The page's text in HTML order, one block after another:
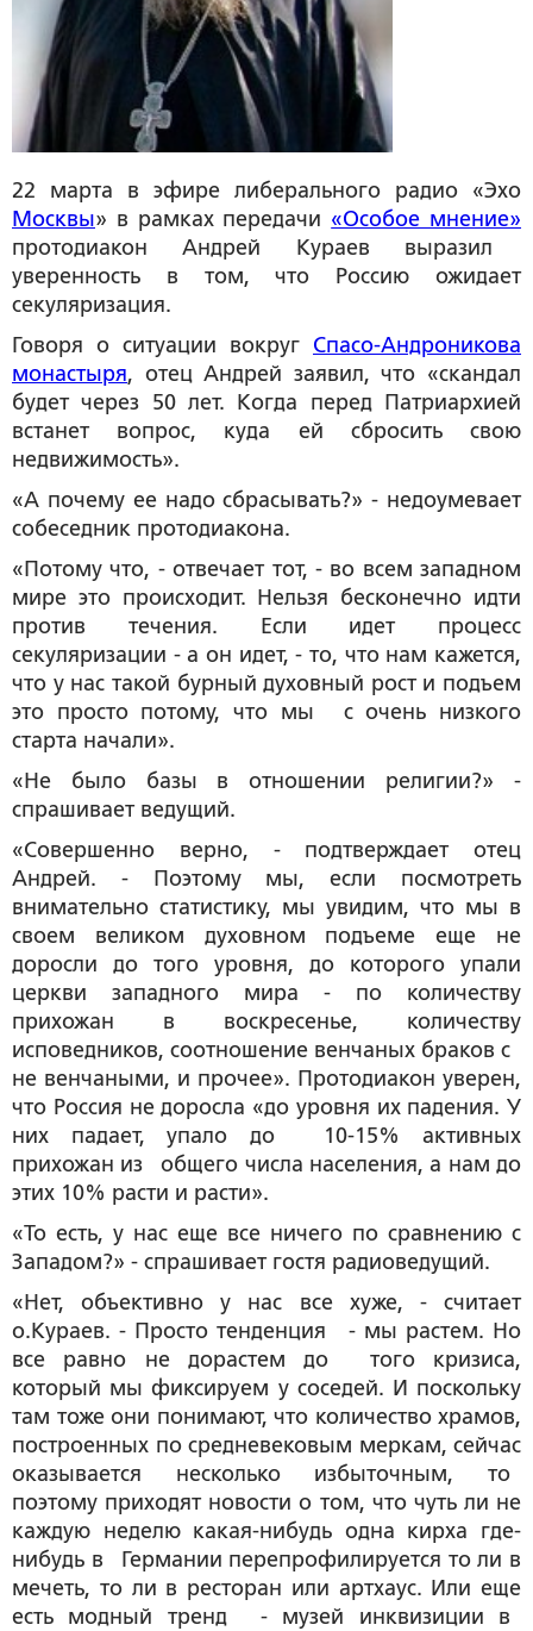
22 марта в эфире либерального радио «Эхо
Москвы» в рамках передачи «Особое мнение»
протодиакон Андрей Кураев выразил
уверенность в том, что Россию ожидает
секуляризация.
Говоря о ситуации вокруг Спасо-Андроникова
монастыря, отец Андрей заявил, что «скандал
будет через 50 лет. Когда перед Патриархией
встанет вопрос, куда ей сбросить свою
недвижимость».
«А почему ее надо сбрасывать?» - недоумевает
собеседник протодиакона.
«Потому что, - отвечает тот, - во всем западном
мире это происходит. Нельзя бесконечно идти
против течения. Если идет процесс
секуляризации - а он идет, - то, что нам кажется,
что у нас такой бурный духовный рост и подъем
это просто потому, что мы с очень низкого
старта начали».
«Не было базы в отношении религии?» -
спрашивает ведущий.
«Совершенно верно, - подтверждает отец
Андрей. - Поэтому мы, если посмотреть
внимательно статистику, мы увидим, что мы в
своем великом духовном подъеме еще не
доросли до того уровня, до которого упали
церкви западного мира - по количеству
прихожан в воскресенье, количеству
исповедников, соотношение венчаных браков с
не венчаными, и прочее». Протодиакон уверен,
что Россия не доросла «до уровня их падения. У
них падает, упало до 10-15% активных
прихожан из общего числа населения, а нам до
этих 10% расти и расти».
«То есть, у нас еще все ничего по сравнению с
Западом?» - спрашивает гостя радиоведущий.
«Нет, объективно у нас все хуже, - считает
о.Кураев. - Просто тенденция - мы растем. Но
все равно не дорастем до того кризиса,
который мы фиксируем у соседей. И поскольку
там тоже они понимают, что количество храмов,
построенных по средневековым меркам, сейчас
оказывается несколько избыточным, то
поэтому приходят новости о том, что чуть ли не
каждую неделю какая-нибудь одна кирха где-
нибудь в Германии перепрофилируется то ли в
мечеть, то ли в ресторан или артхаус. Или еще
есть модный тренд - музей инквизиции в